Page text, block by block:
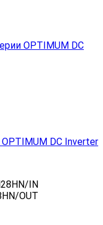
DC Inverter
IN
OUT